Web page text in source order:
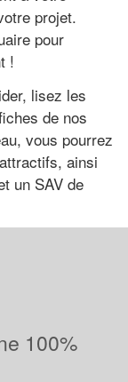
projet.
pour
!
lisez les
de nos
vous pourrez
ainsi
un SAV de
100%